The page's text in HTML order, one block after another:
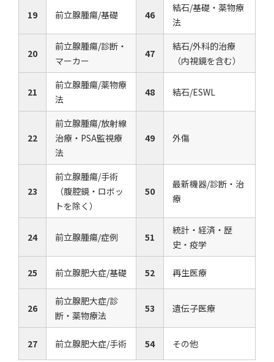
19 前立腺腫瘍/基礎 46
結石/基礎・薬物療
法
20
前立腺腫瘍/診断・
マーカー
47
結石/外科的治療
（内視鏡を含む）
21
前立腺腫瘍/薬物療
法
48 結石/ESWL
22
前立腺腫瘍/放射線
治療・PSA監視療
法
49 外傷
23
前立腺腫瘍/手術
（腹腔鏡・ロボッ
トを除く）
50
最新機器/診断・治
療
24 前立腺腫瘍/症例 51
統計・経済・歴
史・疫学
25 前立腺肥大症/基礎 52 再生医療
26
前立腺肥大症/診
断・薬物療法
53 遺伝子医療
27 前立腺肥大症/手術 54 その他